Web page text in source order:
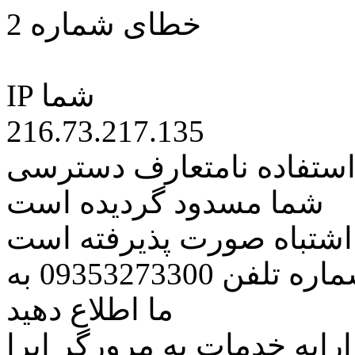
خطای شماره 2
IP شما
216.73.217.135
نامتعارف دسترسی
شما مسدود گردیده است
اشتباه صورت پذیرفته است
مراتب این مسئله را از طریق شماره تلفن 09353273300 به
ما اطلاع دهید
خدمات به مرورگر اپرا